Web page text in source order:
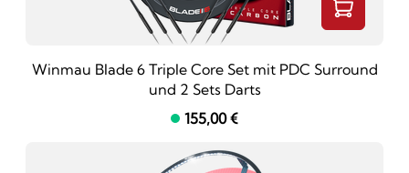
Winmau Blade 6 Triple Core Set mit PDC Surround
und 2 Sets Darts
155,00 €